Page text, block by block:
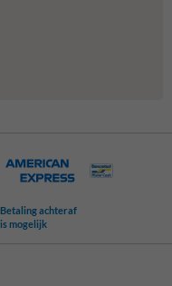
Betaling achteraf
is mogelijk